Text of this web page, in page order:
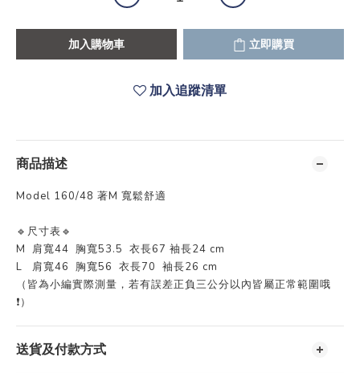
加入購物車 立即購買
加入追蹤清單
商品描述
Model 160/48 著M 寬鬆舒適
🔹尺寸表🔹
M 肩寬44 胸寬53.5 衣長67 袖長24 cm
L 肩寬46 胸寬56 衣長70 袖長26 cm
（皆為小編實際測量，若有誤差正負三公分以內皆屬正常範圍哦
❗️）
送貨及付款方式